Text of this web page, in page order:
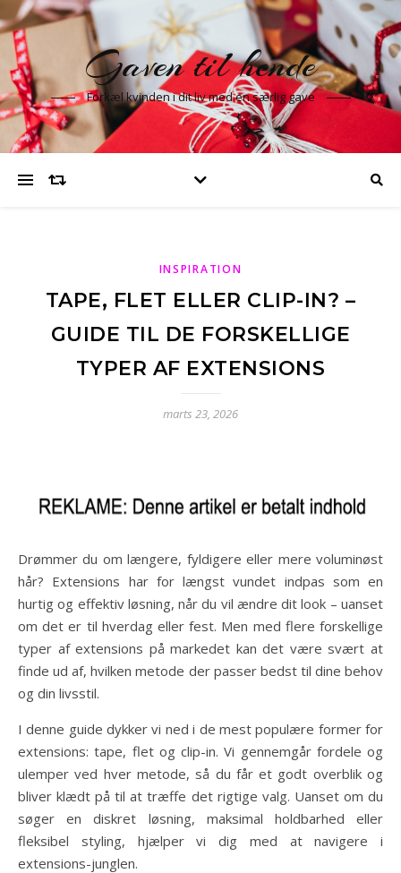
Gaven til hende
Forkæl kvinden i dit liv med en særlig gave
INSPIRATION
TAPE, FLET ELLER CLIP-IN? –
GUIDE TIL DE FORSKELLIGE
TYPER AF EXTENSIONS
marts 23, 2026
Drømmer du om længere, fyldigere eller mere voluminøst
hår? Extensions har for længst vundet indpas som en
hurtig og effektiv løsning, når du vil ændre dit look – uanset
om det er til hverdag eller fest. Men med flere forskellige
typer af extensions på markedet kan det være svært at
finde ud af, hvilken metode der passer bedst til dine behov
og din livsstil.
I denne guide dykker vi ned i de mest populære former for
extensions: tape, flet og clip-in. Vi gennemgår fordele og
ulemper ved hver metode, så du får et godt overblik og
bliver klædt på til at træffe det rigtige valg. Uanset om du
søger en diskret løsning, maksimal holdbarhed eller
fleksibel styling, hjælper vi dig med at navigere i
extensions-junglen.